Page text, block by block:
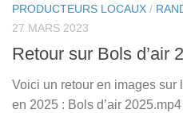
PRODUCTEURS LOCAUX /
27 MARS 2023
Retour sur Bols d’air
Voici un retour en images sur
en 2025 : Bols d’air